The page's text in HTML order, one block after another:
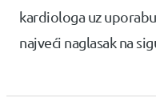
kardiologa uz
najveći naglasak na